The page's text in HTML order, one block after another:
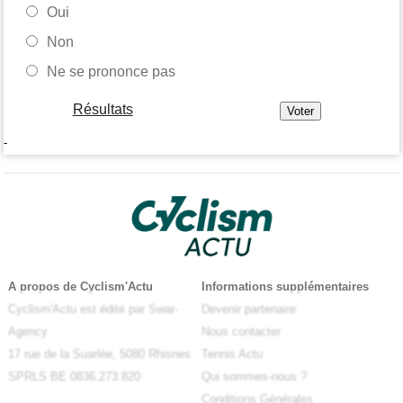
Oui
Non
Ne se prononce pas
Résultats
-
A propos de Cyclism'Actu
Cyclism'Actu est édité par Swar-
Agency
17 rue de la Suarlée, 5080 Rhisnes
SPRLS BE 0836.273.820
Informations supplémentaires
Devenir partenaire
Nous contacter
Tennis Actu
Qui sommes-nous ?
Conditions Générales